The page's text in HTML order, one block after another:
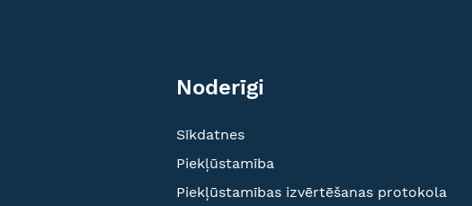
Noderīgi
Sīkdatnes
Piekļūstamība
Piekļūstamības izvērtēšanas protokola